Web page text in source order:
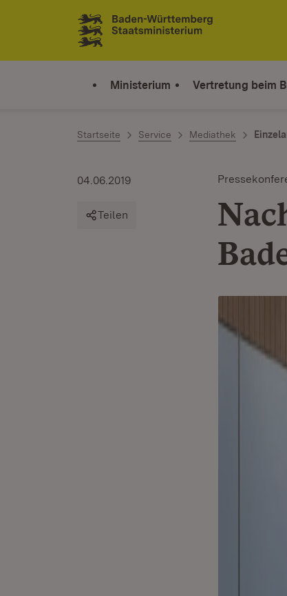
Zum Inhalt springen
Link zur Startseite
Ministerium Vertretung beim
Startseite Service Mediathek
04.06.2019
Teilen